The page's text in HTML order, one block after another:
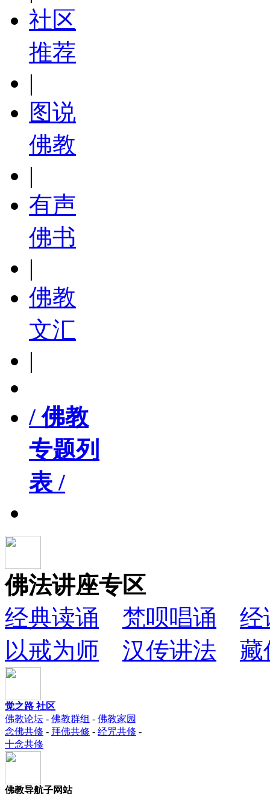
社区
推荐
|
图说
佛教
|
有声
佛书
|
佛教
文汇
|
/ 佛教
专题列
表 /
佛法讲座专区
经典读诵
梵呗唱诵
经
以戒为师
汉传讲法 藏
觉之路 社区
佛教论坛 - 佛教群组 - 佛教家园
念佛共修 - 拜佛共修 - 经咒共修 -
十念共修
佛教导航子网站